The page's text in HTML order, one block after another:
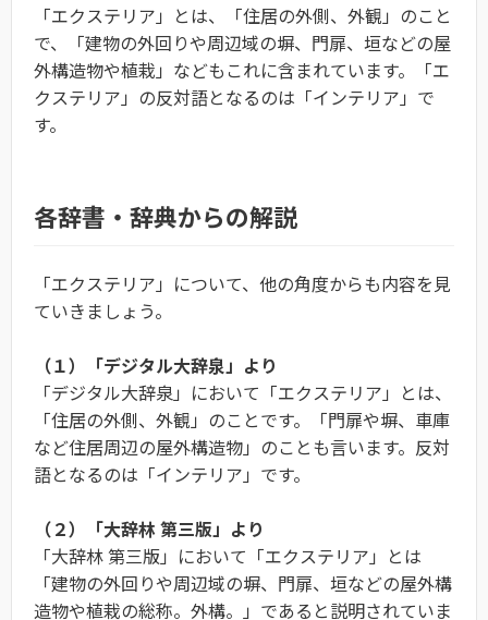
「エクステリア」とは、「住居の外側、外観」のこと
で、「建物の外回りや周辺域の塀、門扉、垣などの屋
外構造物や植栽」などもこれに含まれています。「エ
クステリア」の反対語となるのは「インテリア」で
す。
各辞書・辞典からの解説
「エクステリア」について、他の角度からも内容を見
ていきましょう。
（１）「デジタル大辞泉」より
「デジタル大辞泉」において「エクステリア」とは、
「住居の外側、外観」のことです。「門扉や塀、車庫
など住居周辺の屋外構造物」のことも言います。反対
語となるのは「インテリア」です。
（２）「大辞林 第三版」より
「大辞林 第三版」において「エクステリア」とは
「建物の外回りや周辺域の塀、門扉、垣などの屋外構
造物や植栽の総称。外構。」であると説明されていま